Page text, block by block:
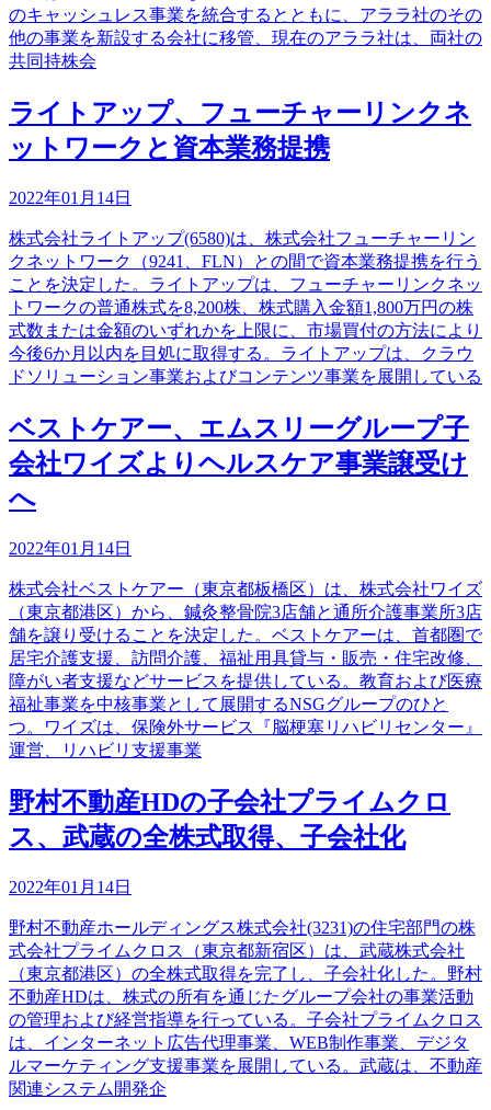
のキャッシュレス事業を統合するとともに、アララ社のその
他の事業を新設する会社に移管、現在のアララ社は、両社の
共同持株会
ライトアップ、フューチャーリンクネ
ットワークと資本業務提携
2022年01月14日
株式会社ライトアップ(6580)は、株式会社フューチャーリン
クネットワーク（9241、FLN）との間で資本業務提携を行う
ことを決定した。ライトアップは、フューチャーリンクネッ
トワークの普通株式を8,200株、株式購入金額1,800万円の株
式数または金額のいずれかを上限に、市場買付の方法により
今後6か月以内を目処に取得する。ライトアップは、クラウ
ドソリューション事業およびコンテンツ事業を展開している
ベストケアー、エムスリーグループ子
会社ワイズよりヘルスケア事業譲受け
へ
2022年01月14日
株式会社ベストケアー（東京都板橋区）は、株式会社ワイズ
（東京都港区）から、鍼灸整骨院3店舗と通所介護事業所3店
舗を譲り受けることを決定した。ベストケアーは、首都圏で
居宅介護支援、訪問介護、福祉用具貸与・販売・住宅改修、
障がい者支援などサービスを提供している。教育および医療
福祉事業を中核事業として展開するNSGグループのひと
つ。ワイズは、保険外サービス『脳梗塞リハビリセンター』
運営、リハビリ支援事業
野村不動産HDの子会社プライムクロ
ス、武蔵の全株式取得、子会社化
2022年01月14日
野村不動産ホールディングス株式会社(3231)の住宅部門の株
式会社プライムクロス（東京都新宿区）は、武蔵株式会社
（東京都港区）の全株式取得を完了し、子会社化した。野村
不動産HDは、株式の所有を通じたグループ会社の事業活動
の管理および経営指導を行っている。子会社プライムクロス
は、インターネット広告代理事業、WEB制作事業、デジタ
ルマーケティング支援事業を展開している。武蔵は、不動産
関連システム開発企